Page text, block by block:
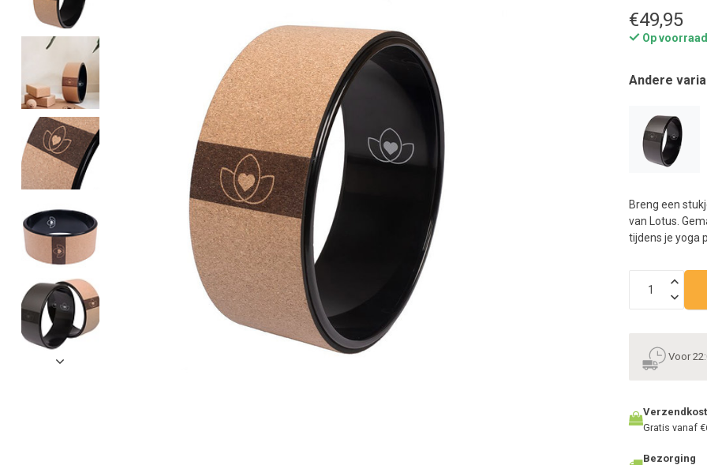
€49,95
Op voorraad
Andere
Breng een
van Lotus.
tijdens je yoga
Voor
Gratis vanaf
Bezorging